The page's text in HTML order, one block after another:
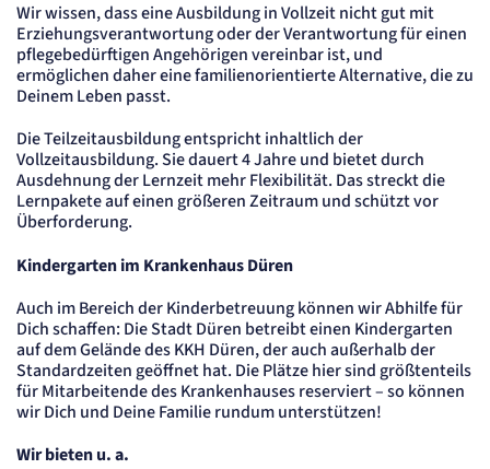
Wir wissen, dass eine Ausbildung in Vollzeit nicht gut mit
Erziehungsverantwortung oder der Verantwortung für einen
pflegebedürftigen Angehörigen vereinbar ist, und
ermöglichen daher eine familienorientierte Alternative, die zu
Deinem Leben passt.
Die Teilzeitausbildung entspricht inhaltlich der
Vollzeitausbildung. Sie dauert 4 Jahre und bietet durch
Ausdehnung der Lernzeit mehr Flexibilität. Das streckt die
Lernpakete auf einen größeren Zeitraum und schützt vor
Überforderung.
Kindergarten im Krankenhaus Düren
Auch im Bereich der Kinderbetreuung können wir Abhilfe für
Dich schaffen: Die Stadt Düren betreibt einen Kindergarten
auf dem Gelände des KKH Düren, der auch außerhalb der
Standardzeiten geöffnet hat. Die Plätze hier sind größtenteils
für Mitarbeitende des Krankenhauses reserviert – so können
wir Dich und Deine Familie rundum unterstützen!
Wir bieten u. a.
Name:
fe_typo_user
Anbieter:
TYPO3
Cookie Laufzeit:
Session
Sitzungs-Cookie
PHPSESSID
Artemed SE
Zweck:
Behält die Zustände des Benutzers bei allen Seitenanfragen bei.
Cookie Laufzeit:
Session